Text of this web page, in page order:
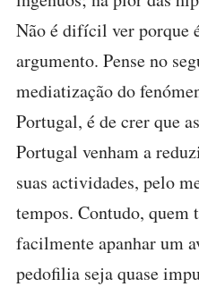
Não é difícil ver porque
argumento. Pense no
mediatização do
Portugal, é de crer que
Portugal venham a
suas actividades, pelo
tempos. Contudo, quem
facilmente apanhar um
pedofilia seja quase